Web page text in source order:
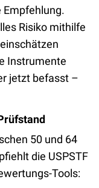
Empfehlung.
Risiko mithilfe
Instrumente
jetzt befasst –
50 und 64
die USPSTF
Tools: